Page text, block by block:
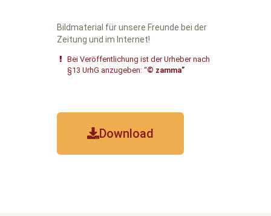
Bildmaterial für unsere Freunde bei der
Zeitung und im Internet!
Bei Veröffentlichung ist der Urheber nach
§13 UrhG anzugeben: “© zamma”
Download